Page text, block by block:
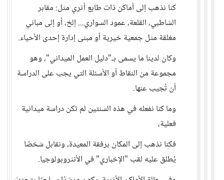
كنا نذهب إلى أماكن ذات طابع أثري مثل: مقابر
الشاطبي، القلعة، عمود السواري... إلخ، أو إلى مباني
مغلقة مثل جمعية خيرية أو مبنى إدارة إحدى الأحياء.
وكان لدينا ما يسمى بـ"دليل العمل الميداني"، وهو
مجموعة من النقاط أو الأسئلة التي يجب على الدراسة
أن تُجيب عنها.
وما كنا نفعله في هذه السنتين لم تكن دراسة ميدانية
فعلية،
فكنا نذهب إلى المكان برفقة المعيدة، ونقابل شخصًا
يُطلق عليه لقب "الإخباري" في الأنثروبولوجيا.